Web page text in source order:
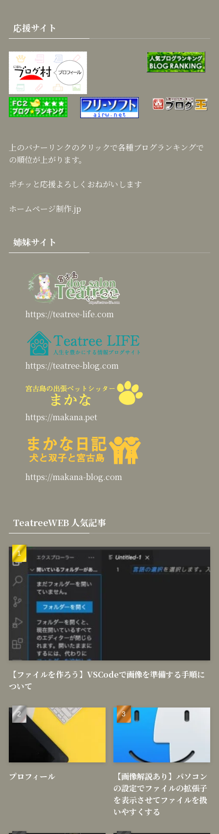
応援サイト
上のバナーリンクのクリックで各種ブログランキングで
の順位が上がります。
ポチッと応援よろしくおねがいします
ホームページ制作.jp
姉妹サイト
https://teatree-life.com
https://teatree-blog.com
https://makana.pet
https://makana-blog.com
TeatreeWEB 人気記事
【ファイルを作ろう】VSCodeで画像を準備する手順に
ついて
プロフィール
【画像解説あり】パソコン
の設定でファイルの拡張子
を表示させてファイルを扱
いやすくする